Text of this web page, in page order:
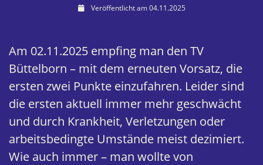
Veröffentlicht am 04.11.2025
Am 02.11.2025 empfing man den TV
Büttelborn – mit dem erneuten Vorsatz, die
ersten zwei Punkte einzufahren. Leider sind
die ersten aktuell immer mehr geschwächt
und durch Krankheit, Verletzungen oder
arbeitsbedingte Umstände meist dezimiert.
Wie auch immer – man wollte von